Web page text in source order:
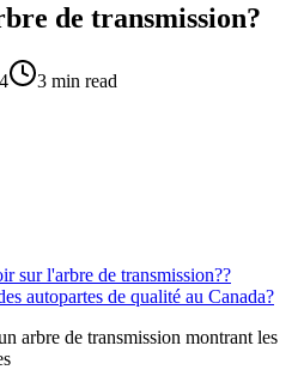
de transmission?
3 min read
sur l'arbre de transmission??
autopartes de qualité au Canada?